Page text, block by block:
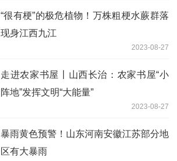
“很有梗”的极危植物！万株粗梗水蕨群落
现身江西九江
2023-08-27
走进农家书屋丨山西长治：农家书屋“小
阵地”发挥文明“大能量”
2023-08-27
暴雨黄色预警！山东河南安徽江苏部分地
区有大暴雨